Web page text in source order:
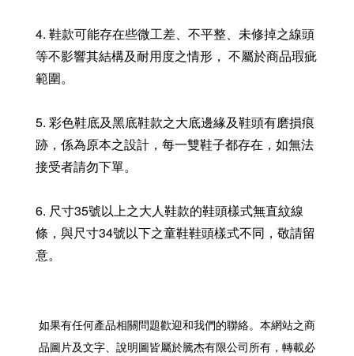
4. 鞋款可能存在些微工差、不平整、未修掉之線頭
等不影響其結構及耐用度之情形， 不屬於商品瑕疵
範圍。
5. 彩色鞋底及黑底鞋款之大底邊緣及鞋頭有磨損痕
跡，係為原本之設計，每一雙鞋子都存在，如無法
接受者請勿下單。
6. 尺寸35號以上之大人鞋款的鞋頭樣式無直紋線
條，與尺寸34號以下之童鞋鞋頭樣式不同，敬請留
意。
如果有任何產品相關問題歡迎和我們的聯絡。本網站之商
品圖片及文字、說明圖皆屬於騰杰有限公司所有，轉載必